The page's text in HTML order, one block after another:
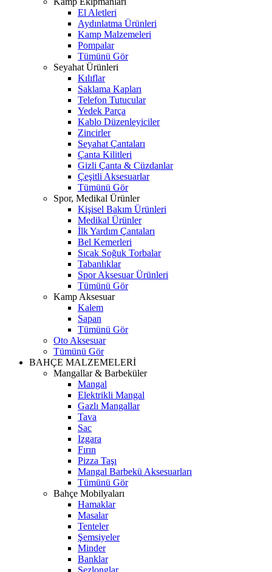
El Aletleri
Aydınlatma Ürünleri
Kamp Malzemeleri
Pompalar
Tümünü Gör
Seyahat Ürünleri
Kılıflar
Saklama Kapları
Telefon Tutucular
Yedek Parça
Kablo Düzenleyiciler
Zincirler
Seyahat Çantaları
Çanta Kilitleri
Gizli Çanta & Cüzdanlar
Çeşitli Aksesuarlar
Tümünü Gör
Spor, Medikal Ürünler
Kişisel Bakım Ürünleri
Medikal Ürünler
İlk Yardım Çantaları
Bel Kemerleri
Sıcak Soğuk Torbalar
Tabanlıklar
Spor Aksesuar Ürünleri
Tümünü Gör
Kamp Aksesuar
Kalem
Sapan
Tümünü Gör
Oto Aksesuar
Tümünü Gör
BAHÇE MALZEMELERİ
Mangallar & Barbeküler
Mangal
Elektrikli Mangal
Gazlı Mangallar
Tava
Sac
Izgara
Fırın
Pizza Taşı
Mangal Barbekü Aksesuarları
Tümünü Gör
Bahçe Mobilyaları
Hamaklar
Masalar
Tenteler
Şemsiyeler
Minder
Banklar
Şezlonglar